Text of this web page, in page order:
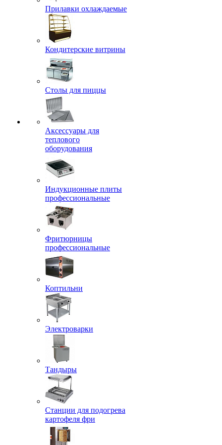
Прилавки охлаждаемые
Кондитерские витрины
Столы для пиццы
Аксессуары для
теплового
оборудования
Индукционные плиты
профессиональные
Фритюрницы
профессиональные
Коптильни
Электроварки
Тандыры
Станции для подогрева
картофеля фри